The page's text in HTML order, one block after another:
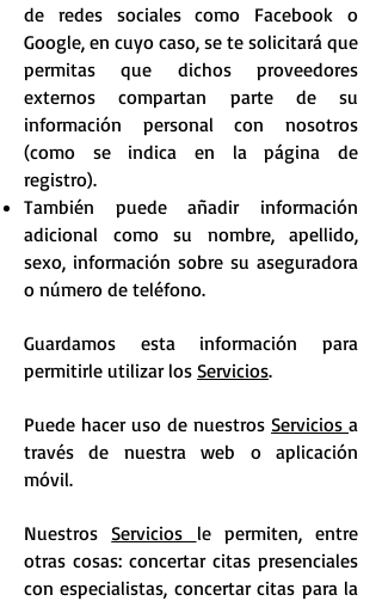
de redes sociales como Facebook o
Google, en cuyo caso, se te solicitará que
permitas que dichos proveedores
externos compartan parte de su
información personal con nosotros
(como se indica en la página de
registro).
También puede añadir información
adicional como su nombre, apellido,
sexo, información sobre su aseguradora
o número de teléfono.
Guardamos esta información para
permitirle utilizar los Servicios.
Puede hacer uso de nuestros Servicios a
través de nuestra web o aplicación
móvil.
Nuestros Servicios le permiten, entre
otras cosas: concertar citas presenciales
con especialistas, concertar citas para la